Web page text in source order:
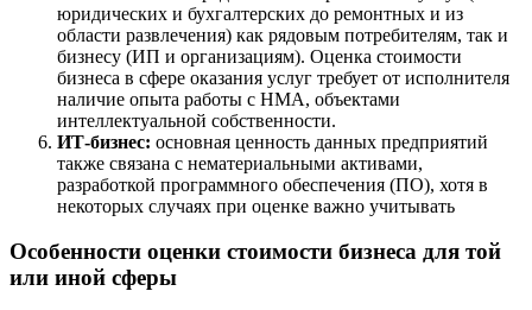
юридических и бухгалтерских до ремонтных и из
области развлечения) как рядовым потребителям, так и
бизнесу (ИП и организациям). Оценка стоимости
бизнеса в сфере оказания услуг требует от исполнителя
наличие опыта работы с НМА, объектами
интеллектуальной собственности.
ИТ-бизнес: основная ценность данных предприятий
также связана с нематериальными активами,
разработкой программного обеспечения (ПО), хотя в
некоторых случаях при оценке важно учитывать
Особенности оценки стоимости бизнеса для той
или иной сферы
Домодедово
Дюртюли
Евпатория
Егорьевск
Екатеринбург